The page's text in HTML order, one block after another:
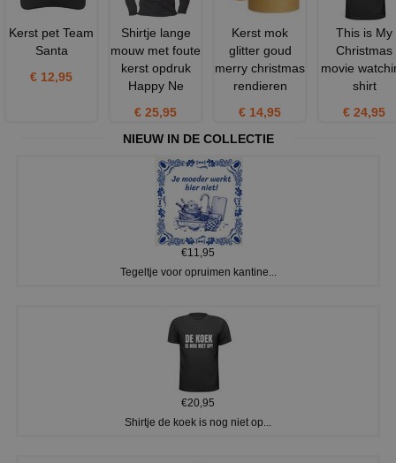
Kerst pet Team
Santa
€ 12,95
Shirtje lange
mouw met foute
kerst opdruk
Happy Ne
€ 25,95
Kerst mok
glitter goud
merry christmas
rendieren
€ 14,95
This is My
Christmas
movie
shirt
€ 24,95
NIEUW IN DE COLLECTIE
€11,95
Tegeltje voor opruimen kantine...
€20,95
Shirtje de koek is nog niet op...